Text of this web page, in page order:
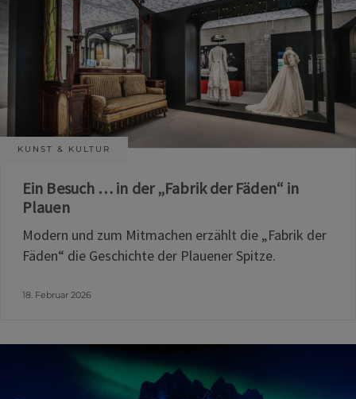
KUNST & KULTUR
Ein Besuch … in der „Fabrik der Fäden“ in
Plauen
Modern und zum Mitmachen erzählt die „Fabrik der
Fäden“ die Geschichte der Plauener Spitze.
18. Februar 2026